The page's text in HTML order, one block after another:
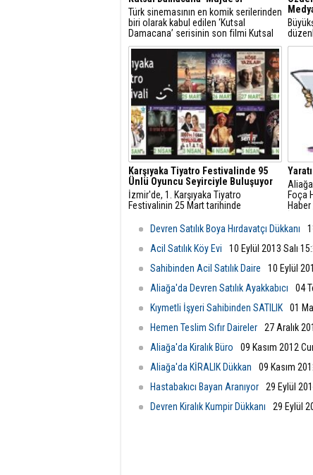
​Türk sinemasının en komik serilerinden
biri olarak kabul edilen ‘Kutsal
Damacana’ serisinin son filmi Kutsal
Damacana 4’ün oyuncu kadrosunda
Müjde Uzman, ‘Astral İnci' karakteriyle
yer alacak.
Karşıyaka Tiyatro Festivalinde 95
Ünlü Oyuncu Seyirciyle Buluşuyor
İzmir'de, 1. Karşıyaka Tiyatro
Festivalinin 25 Mart tarihinde
gerçekleştirilecek ve geleneksel hale
getirilecek festivalde...
Foça
Devren Satılık Boya Hırdavatçı Dükkanı
Acil Satılık Köy Evi
10 Eylül 2013 Salı
Sahibinden Acil Satılık Daire
10 Eylül
Aliağa'da Devren Satılık Ayakkabıcı
04
Kıymetli İşyeri Sahibinden SATILIK
01
Hemen Teslim Sıfır Daireler
27 Aralık
Aliağa'da Kiralık Büro
09 Kasım 2012
Aliağa'da KİRALIK Dükkan
09 Kasım
Hastabakıcı Bayan Aranıyor
29 Eylül
Devren Kiralık Kumpir Dükkanı
29 Eylül